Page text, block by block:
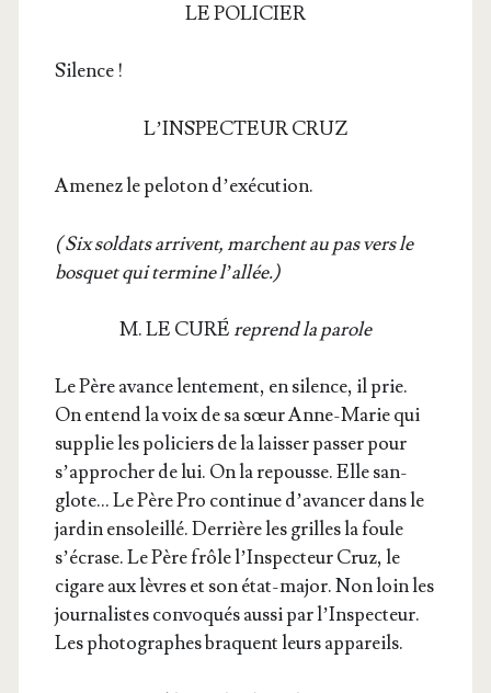
LE POLICIER
Silence !
L’INSPECTEUR CRUZ
Ame­nez le pelo­ton d’exécution.
( Six sol­dats arrivent, marchent au pas vers le
bos­quet qui ter­mine l’allée.)
M. LE CURÉ reprend la parole
Le Père avance len­te­ment, en silence, il prie.
On entend la voix de sa sœur Anne-Marie qui
sup­plie les poli­ciers de la lais­ser pas­ser pour
s’ap­pro­cher de lui. On la repousse. Elle san­
glote… Le Père Pro conti­nue d’a­van­cer dans le
jar­din enso­leillé. Der­rière les grilles la foule
s’é­crase. Le Père frôle l’Ins­pec­teur Cruz, le
cigare aux lèvres et son état-major. Non loin les
jour­na­listes convo­qués aus­si par l’Ins­pec­teur.
Les pho­to­graphes braquent leurs appareils.